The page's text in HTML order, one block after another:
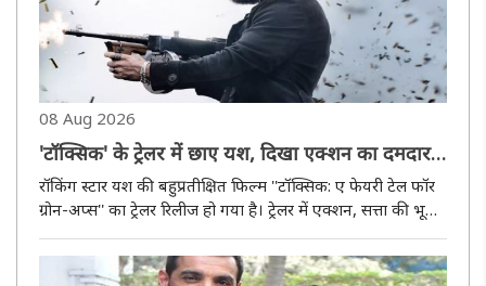
08 Aug 2026
'टॉक्सिक' के ट्रेलर में छाए यश, दिखा एक्शन का दमदार
अंदाज
रॉकिंग स्टार यश की बहुप्रतीक्षित फिल्म ''टॉक्सिक: ए फेयरी टेल फॉर
ग्रोन-अप्स'' का ट्रेलर रिलीज हो गया है। ट्रेलर में एक्शन, सत्ता की भूख,
फिल्म एक बड़े गैंगस्टर वर्ल्ड के इर्द-गिर्द घूमती है,..